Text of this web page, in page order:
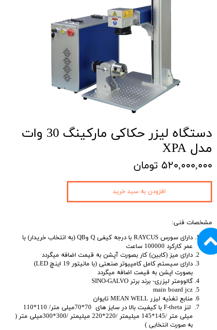
دستگاه لیزر حکاکی مارکینگ 30 وات
مدل XPA
۵۲۰,۰۰۰,۰۰۰ تومان
مشخصات فنی:
دارای سورس RAYCUS با درجه کیفی Q وQB (به انتخاب خریدار) با
عمر کارکرد 100000 ساعت
دارای میز (کابین) کار بصورت آپشن به قیمت اضافه میگردد
دارای سیستم کامل کامپیوتر صنعتی (با مانیتور 19 اینچ LED)
بصورت اپشن به قیمت اضافه میگردد
گالوومتر لیزری- برند برتر SINO-GALVO
main board jcz
منابع تغذیه لیزر MEAN WELL تایوان
لنز F-theta با کیفیت بالا در سایز های 70*70میلی متر/ 110*110
میلی متر /145*145 میلیمتر /220*220 میلیمتر /300*300میلی متر (
به صورت انتخابی )
افزودن به سبد خرید